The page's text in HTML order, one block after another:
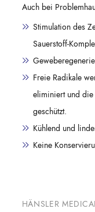
Auch bei
Stimulation des
Sauerstoff-
Freie Radikale
eliminiert und die
geschützt.
Kühlend und
Keine
HÄNSLER